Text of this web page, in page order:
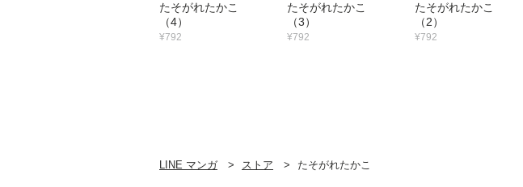
たそがれたかこ
（4）
¥792
たそがれたかこ
（3）
¥792
たそがれたかこ
（2）
¥792
LINE マンガ ストア たそがれたかこ